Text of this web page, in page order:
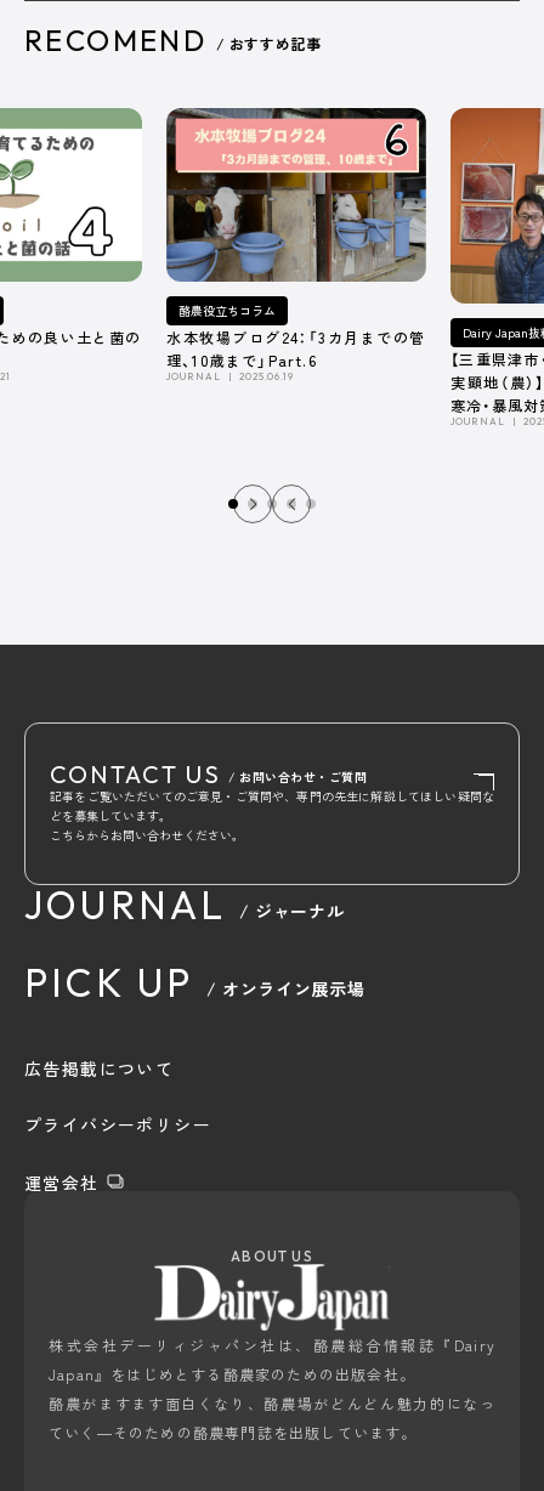
RECOMEND / おすすめ記事
めの良い土と菌の
酪農役立ちコラム
水本牧場ブログ24：「3カ月までの管
理、10歳まで」Part.6
JOURNAL 2025.06.19
Dairy Japan抜
【三重県津
実顕地（農
寒冷・暴風対
JOURNAL
CONTACT US / お問い合わせ・ご質問
記事をご覧いただいてのご意見・ご質問や、専門の先生に解説してほしい疑問な
どを募集しています。
こちらからお問い合わせください。
JOURNAL / ジャーナル
PICK UP / オンライン展示場
広告掲載について
プライバシーポリシー
運営会社
ABOUT US
株式会社デーリィジャパン社は、酪農総合情報誌『Dairy
Japan』をはじめとする酪農家のための出版会社。
酪農がますます面白くなり、酪農場がどんどん魅力的になっ
ていく―そのための酪農専門誌を出版しています。